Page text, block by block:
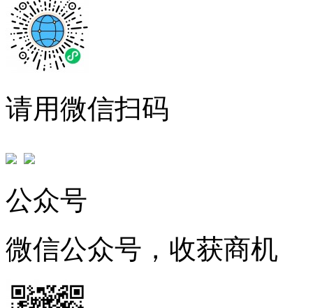
请用微信扫码
公众号
微信公众号，收获商机